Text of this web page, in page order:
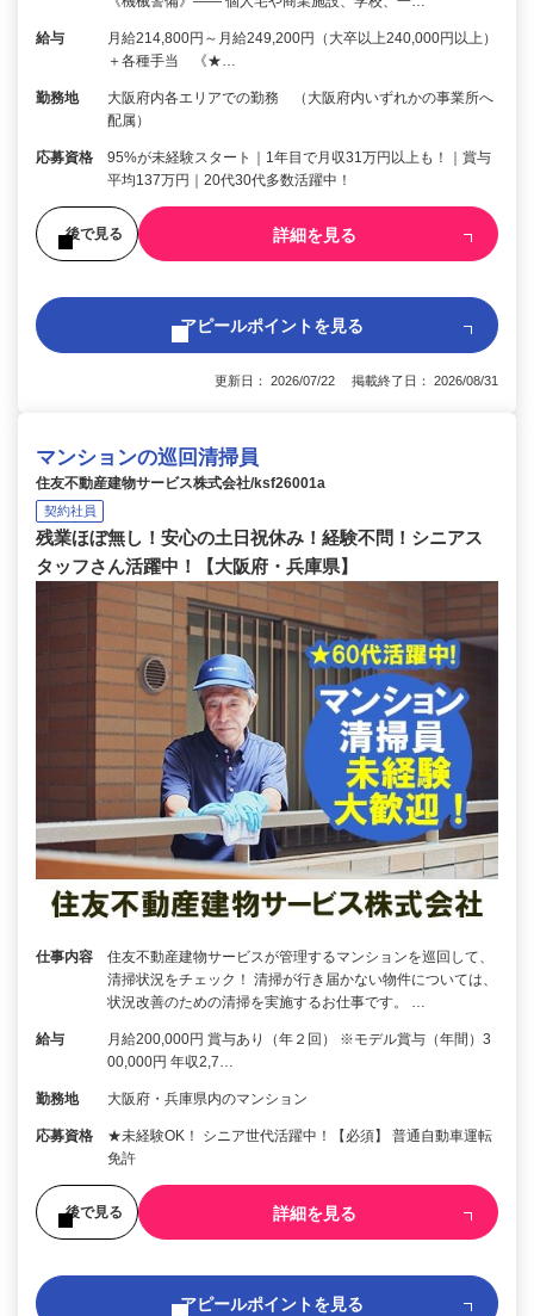
給与
月給214,800円～月給249,200円（大卒以上240,000円以上）
＋各種手当 《★…
勤務地
大阪府内各エリアでの勤務 （大阪府内いずれかの事業所へ
配属）
応募資格
95%が未経験スタート｜1年目で月収31万円以上も！｜賞与
平均137万円｜20代30代多数活躍中！
後で見る 詳細を見る
アピールポイントを見る
更新日： 2026/07/22 掲載終了日： 2026/08/31
マンションの巡回清掃員
住友不動産建物サービス株式会社/ksf26001a
契約社員
残業ほぼ無し！安心の土日祝休み！経験不問！シニアス
タッフさん活躍中！【大阪府・兵庫県】
仕事内容
住友不動産建物サービスが管理するマンションを巡回して、
清掃状況をチェック！ 清掃が行き届かない物件については、
状況改善のための清掃を実施するお仕事です。 …
給与
月給200,000円 賞与あり（年２回） ※モデル賞与（年間）3
00,000円 年収2,7…
勤務地 大阪府・兵庫県内のマンション
応募資格
★未経験OK！ シニア世代活躍中！【必須】 普通自動車運転
免許
後で見る 詳細を見る
アピールポイントを見る